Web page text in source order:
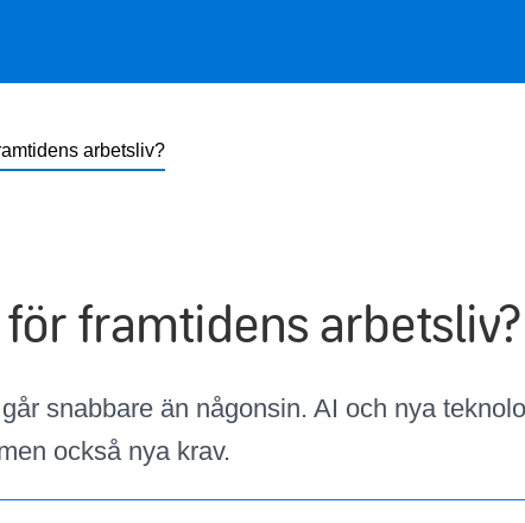
arbetsliv?
framtidens arbetsliv?
snabbare än någonsin. AI och nya
också nya krav.